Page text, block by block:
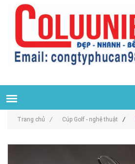
Trang chủ / Cúp Golf - nghệ thuật /